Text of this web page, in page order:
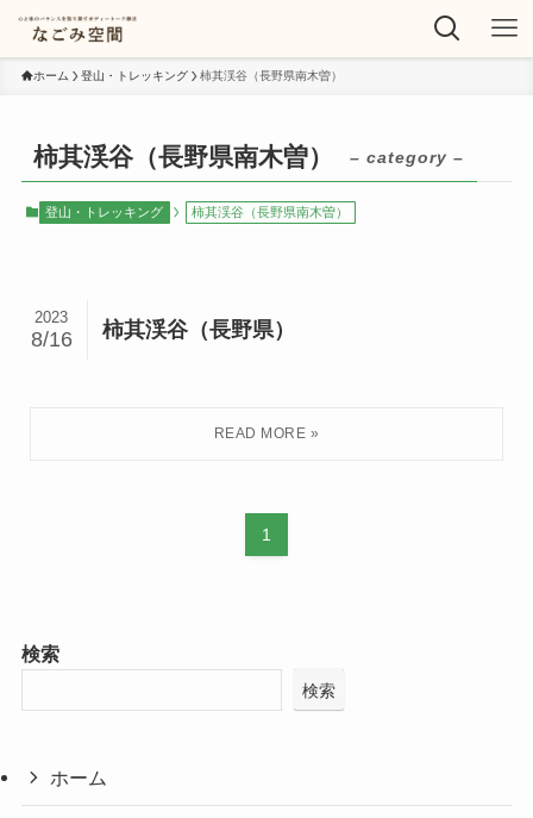
ホーム 登山・トレッキング 柿其渓谷（長野県南木曽）
柿其渓谷（長野県南木曽） – category –
登山・トレッキング 柿其渓谷（長野県南木曽）
柿其渓谷（長野県）
2023
8/16
1
検索
検索
ホーム